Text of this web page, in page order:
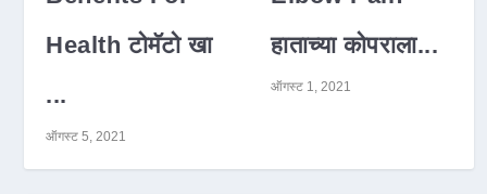
Health टोमॅटो खा
...
ऑगस्ट 5, 2021
हाताच्या कोपराला...
ऑगस्ट 1, 2021